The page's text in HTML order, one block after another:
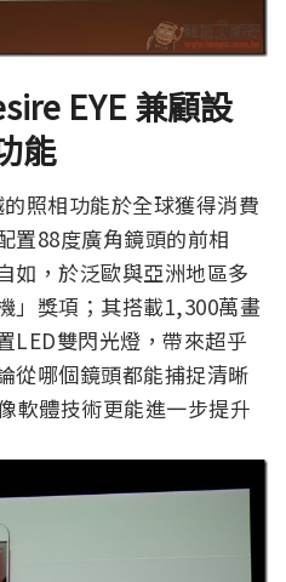
EYE兼顧設
能
照相功能於全球獲得消費
置88度廣角鏡頭的前相
如，於泛歐與亞洲地區多
」獎項；其搭載1,300萬畫
LED雙閃光燈，帶來超乎
從哪個鏡頭都能捕捉清晰
軟體技術更能進一步提升